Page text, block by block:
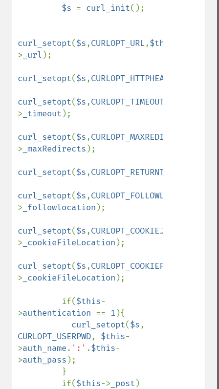
$s = curl_init();
curl_setopt($s,CURLOPT_URL,$this
> _url );
curl_setopt($s,CURLOPT_HTTPHEADER
curl_setopt($s,CURLOPT_TIMEOUT
> _timeout );
curl_setopt($s,CURLOPT_MAXREDIRS
> _maxRedirects );
curl_setopt($s,CURLOPT_RETURNTRANSFER
curl_setopt($s,CURLOPT_FOLLOWLOCATION
> _followlocation );
curl_setopt($s,CURLOPT_COOKIEJAR
> _cookieFileLocation );
curl_setopt($s,CURLOPT_COOKIEFILE
> _cookieFileLocation );
         if(
$this-
>authentication == 1 ){
curl_setopt($s
CURLOPT_USERPWD, $this-
>auth_name. ':' .$this-
>auth_pass );
         if(
$this-> _post )